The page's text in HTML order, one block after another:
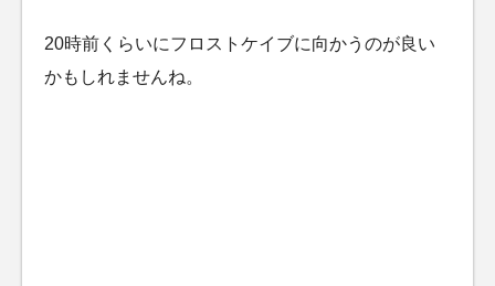
20時前くらいにフロストケイブに向かうのが良い
かもしれませんね。